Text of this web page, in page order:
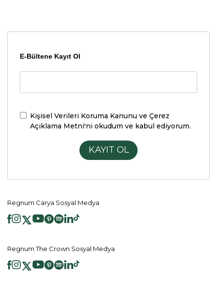
E-Bültene Kayıt Ol
Kişisel Verileri Koruma Kanunu ve Çerez
Açıklama Metni'ni okudum ve kabul ediyorum.
KAYIT OL
Regnum Carya Sosyal Medya
Regnum The Crown Sosyal Medya